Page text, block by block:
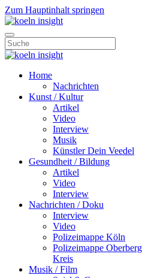
Zum Hauptinhalt springen
Home
Nachrichten
Kunst / Kultur
Artikel
Video
Interview
Musik
Künstler Dein Veedel
Gesundheit / Bildung
Artikel
Video
Interview
Nachrichten / Doku
Interview
Video
Polizeimappe Köln
Polizeimappe
Kreis
Musik / Film